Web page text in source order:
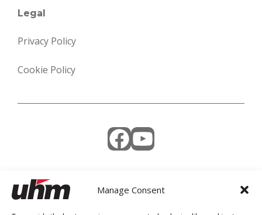
Manage Consent
Legal
Privacy Policy
Cookie Policy
Facebook
YouTube
Weekly Newsletter